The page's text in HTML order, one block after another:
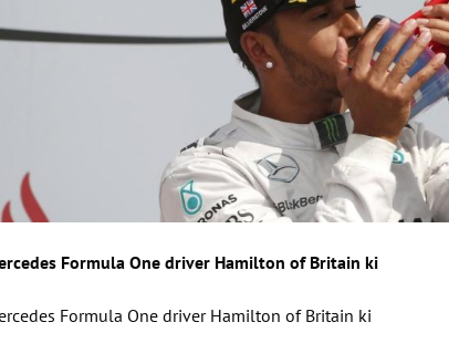
Formula One driver Hamilton of Britain ki
Formula One driver Hamilton of Britain ki